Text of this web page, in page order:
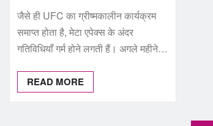
जैसे ही UFC का ग्रीष्मकालीन कार्यक्रम
समाप्त होता है, मेटा एपेक्स के अंदर
गतिविधियाँ गर्म होने लगती हैं। अगले महीने…
READ MORE